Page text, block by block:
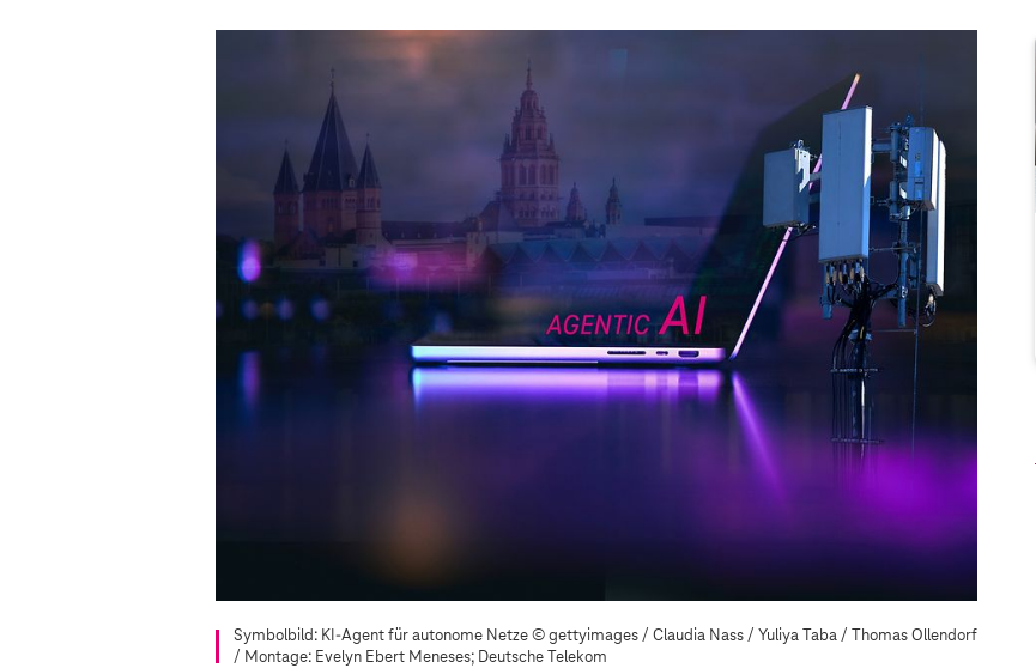
Symbolbild: KI-Agent für autonome Netze © gettyimages / Claudia Nass / Yuliya Taba / Thomas Ollendorf
/ Montage: Evelyn Ebert Meneses; Deutsche Telekom